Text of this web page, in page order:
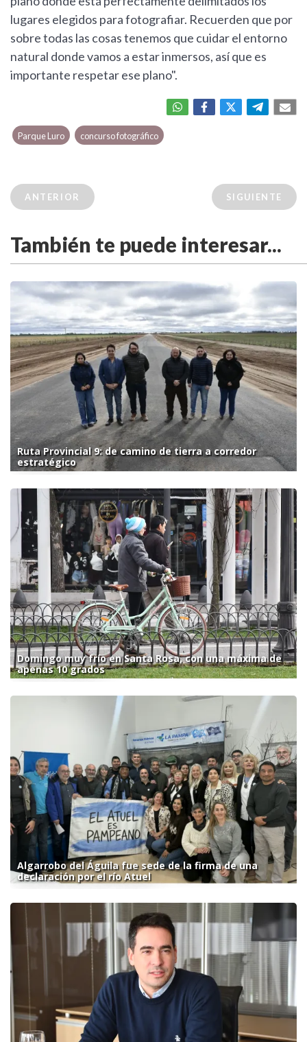
lugares elegidos para fotografiar. Recuerden que por
sobre todas las cosas tenemos que cuidar el entorno
natural donde vamos a estar inmersos, así que es
importante respetar ese plano".
Parque Luro concurso fotográfico
ANTERIOR SIGUIENTE
También te puede interesar...
Ruta Provincial 9: de camino de tierra a corredor
estratégico
Domingo muy frío en Santa Rosa, con una máxima de
apenas 10 grados
Algarrobo del Águila fue sede de la firma de una
declaración por el río Atuel